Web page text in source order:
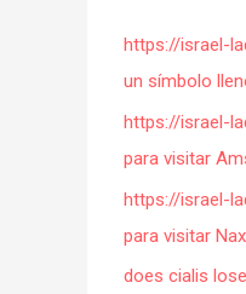
https://israel-
un símbolo
https://israel-
para visitar
https://israel-
para visitar
does cialis